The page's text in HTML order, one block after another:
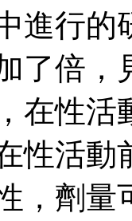
進行的
了倍，
在性活
性活動
，劑量